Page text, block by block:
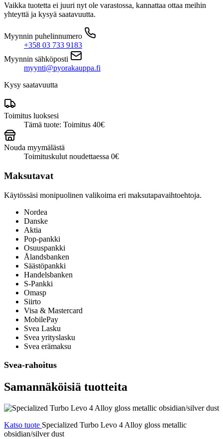
4
Comp
Alloy
deep
metallic/dune
white
Vaikka tuotetta ei juuri nyt ole varastossa, kannattaa ottaa meihin
yhteyttä ja kysyä saatavuutta.
Myynnin puhelinnumero
+358 03 733 9183
Myynnin sähköposti
myynti@pyorakauppa.fi
Kysy saatavuutta
Toimitus luoksesi
Tämä tuote: Toimitus 40€
Nouda myymälästä
Toimituskulut noudettaessa 0€
Maksutavat
Käytössäsi monipuolinen valikoima eri maksutapavaihtoehtoja.
Nordea
Danske
Aktia
Pop-pankki
Osuuspankki
Ålandsbanken
Säästöpankki
Handelsbanken
S-Pankki
Omasp
Siirto
Visa & Mastercard
MobilePay
Svea Lasku
Svea yrityslasku
Svea erämaksu
Svea-rahoitus
Samannäköisiä tuotteita
Katso tuote Specialized Turbo Levo 4 Alloy gloss metallic
obsidian/silver dust